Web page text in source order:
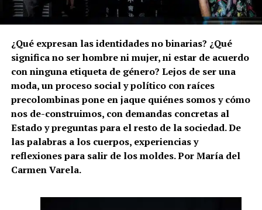
¿Qué expresan las identidades no binarias? ¿Qué
significa no ser hombre ni mujer, ni estar de acuerdo
con ninguna etiqueta de género? Lejos de ser una
moda, un proceso social y político con raíces
precolombinas pone en jaque quiénes somos y cómo
nos de-construimos, con demandas concretas al
Estado y preguntas para el resto de la sociedad. De
las palabras a los cuerpos, experiencias y
reflexiones para salir de los moldes. Por María del
Carmen Varela.